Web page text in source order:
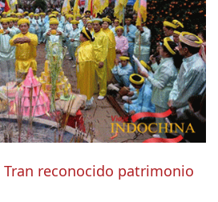
reconocido patrimonio